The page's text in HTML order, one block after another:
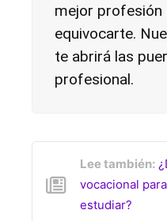
mejor profesión
equivocarte.
te abrirá las
profesional.
Lee también:
vocacional
estudiar?